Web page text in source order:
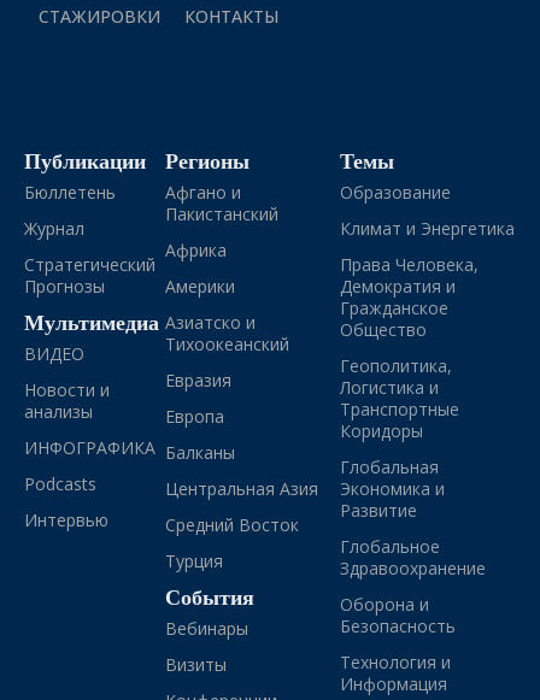
СТАЖИРОВКИ
КОНТАКТЫ
Публикации
Бюллетень
Журнал
Стратегический
Прогнозы
Мультимедиа
ВИДЕО
Новости и
анализы
ИНФОГРАФИКА
Podcasts
Интервью
Регионы
Афгано и
Пакистанский
Африка
Америки
Азиатско и
Тихоокеанский
Евразия
Европа
Балканы
Центральная Азия
Средний Восток
Турция
События
Вебинары
Визиты
Темы
Образование
Климат и Энергетика
Права Человека,
Демократия и
Гражданское
Общество
Геополитика,
Логистика и
Транспортные
Коридоры
Глобальная
Экономика и
Развитие
Глобальное
Здравоохранение
Оборона и
Безопасность
Технология и
Информация